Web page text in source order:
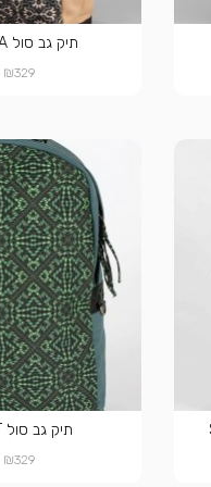
תיק גב סול S.O.L HAMSA
₪329
תיק גב סול S.O.L HEXIT
₪329